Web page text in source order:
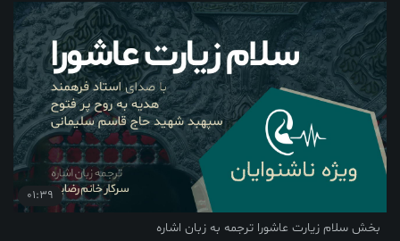
01:39
بخش سلام زیارت عاشورا ترجمه به زبان اشاره